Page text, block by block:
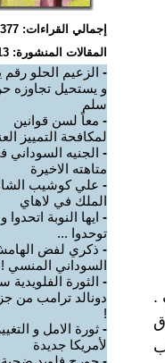
.
إجمالي القراءات: 4,832,377
المقالات المنشورة: 813
- الزعيم الحلو
و يستحيل تجاوزه
سلم
- معاً لسن قوانين
لمكافحة التمييز
- الجنيه السوداني
متاهته الاخيرة
- علي كوشيب
الملك في لاهاي
- ايها النوبة اتحدوا و
توحدوا ...
- ذكري لفض
السوداني المنسي !
- الثورة الفلويدية
دونالد ترامب من
!
- ثورة الامل و
لأمريكا جديدة